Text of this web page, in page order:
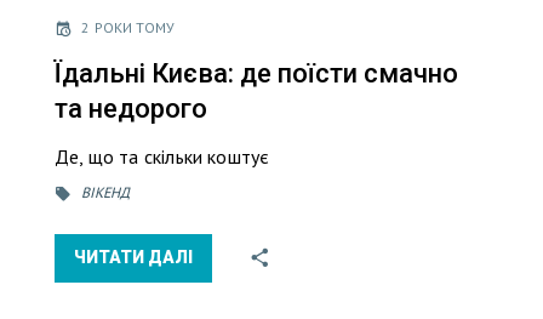
2 РОКИ ТОМУ
Їдальні Києва: де поїсти смачно
та недорого
Де, що та скільки коштує
ВІКЕНД
ЧИТАТИ ДАЛІ